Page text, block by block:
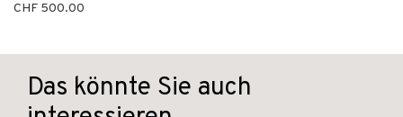
CHF 500.00
Das könnte Sie auch